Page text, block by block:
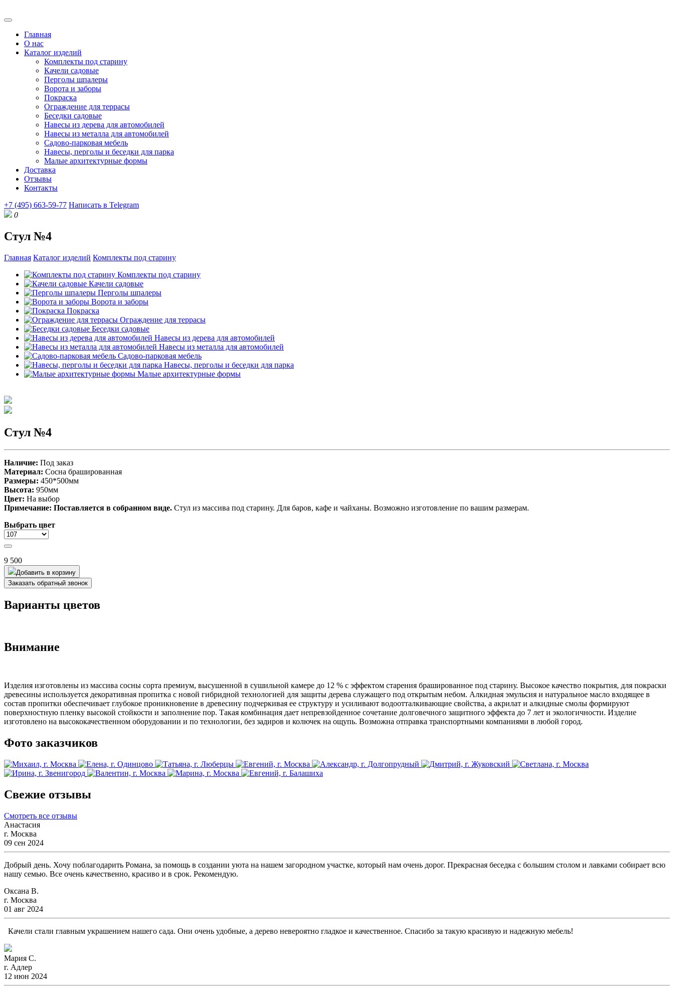
Главная
О нас
Каталог изделий
Комплекты под старину
Качели садовые
Перголы шпалеры
Ворота и заборы
Покраска
Ограждение для террасы
Беседки садовые
Навесы из дерева для автомобилей
Навесы из металла для автомобилей
Садово-парковая мебель
Навесы, перголы и беседки для парка
Малые архитектурные формы
Доставка
Отзывы
Контакты
+7 (495) 663-59-77 Написать в Telegram
0
Стул №4
Главная Каталог изделий Комплекты под старину
Комплекты под старину
Качели садовые
Перголы шпалеры
Ворота и заборы
Покраска
Ограждение для террасы
Беседки садовые
Навесы из дерева для автомобилей
Навесы из металла для автомобилей
Садово-парковая мебель
Навесы, перголы и беседки для парка
Малые архитектурные формы
Стул №4
Наличие: Под заказ
Материал: Сосна брашированная
Размеры: 450*500мм
Высота: 950мм
Цвет: На выбор
Примечание: Поставляется в собранном виде. Стул из массива под старину. Для баров, кафе и чайханы. Возможно изготовление по вашим размерам.
Выбрать цвет
9 500
Добавить в корзину
Заказать обратный звонок
Варианты цветов
Внимание
Изделия изготовлены из массива сосны сорта премиум, высушенной в сушильной камере до 12 % с эффектом старения брашированное под старину. Высокое качество покрытия, для покраски
древесины используется декоративная пропитка с новой гибридной технологией для защиты дерева служащего под открытым небом. Алкидная эмульсия и натуральное масло входящее в
состав пропитки обеспечивает глубокое проникновение в древесину подчеркивая ее структуру и усиливают водоотталкивающие свойства, а акрилат и алкидные смолы формируют
поверхностную пленку высокой стойкости и заполнение пор. Такая комбинация дает непревзойденное сочетание долговечного защитного эффекта до 7 лет и экологичности. Изделие
изготовлено на высококачественном оборудовании и по технологии, без задиров и колючек на ощупь. Возможна отправка транспортными компаниями в любой город.
Фото заказчиков
Свежие отзывы
Смотреть все отзывы
Анастасия
г. Москва
09 сен 2024
Добрый день. Хочу поблагодарить Романа, за помощь в создании уюта на нашем загородном участке, который нам очень дорог. Прекрасная беседка с большим столом и лавками собирает всю
нашу семью. Все очень качественно, красиво и в срок. Рекомендую.
Оксана В.
г. Москва
01 авг 2024
Качели стали главным украшением нашего сада. Они очень удобные, а дерево невероятно гладкое и качественное. Спасибо за такую красивую и надежную мебель!
Мария С.
г. Адлер
12 июн 2024